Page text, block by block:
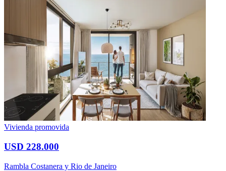
Vivienda promovida
USD 228.000
Rambla Costanera y Rio de Janeiro